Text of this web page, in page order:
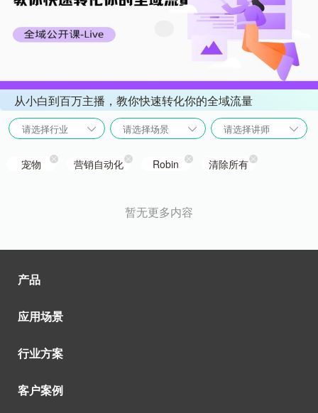
从小白到百万主播，教你快速转化你的全域流量
请选择行业 请选择场景 请选择讲师
宠物 营销自动化 Robin 清除所有
暂无更多内容
产品
应用场景
行业方案
客户案例